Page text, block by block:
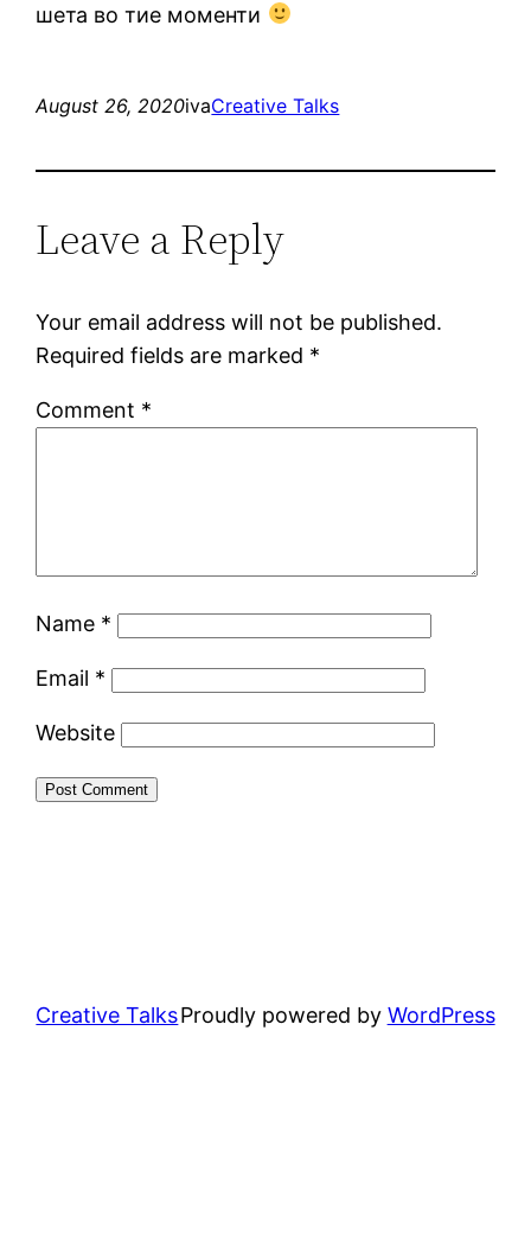
шета во тие моменти
August 26, 2020ivaCreative Talks
Leave a Reply
Your email address will not be published.
Required fields are marked *
Comment *
Name *
Email *
Website
Creative TalksProudly powered by WordPress